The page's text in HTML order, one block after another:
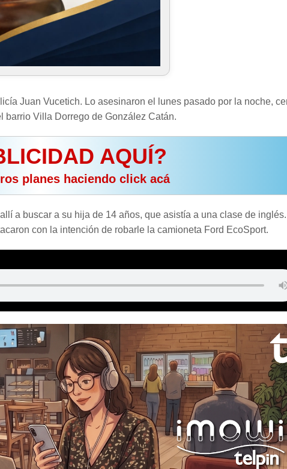
Juan Vucetich. Lo asesinaron el lunes pasado por la noche,
barrio Villa Dorrego de González Catán.
AQUÍ?
planes haciendo click acá
a buscar a su hija de 14 años, que asistía a una clase de
con la intención de robarle la camioneta Ford EcoSport.